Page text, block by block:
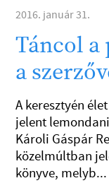
2016. január 31.
Táncol a
a
A keresztyén
jelent
Károli Gáspár
közelmúltban
könyve, melyb...